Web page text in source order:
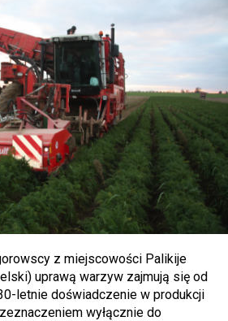
z miejscowości Palikije
uprawą warzyw zajmują się od
letnie doświadczenie w produkcji
wyłącznie do